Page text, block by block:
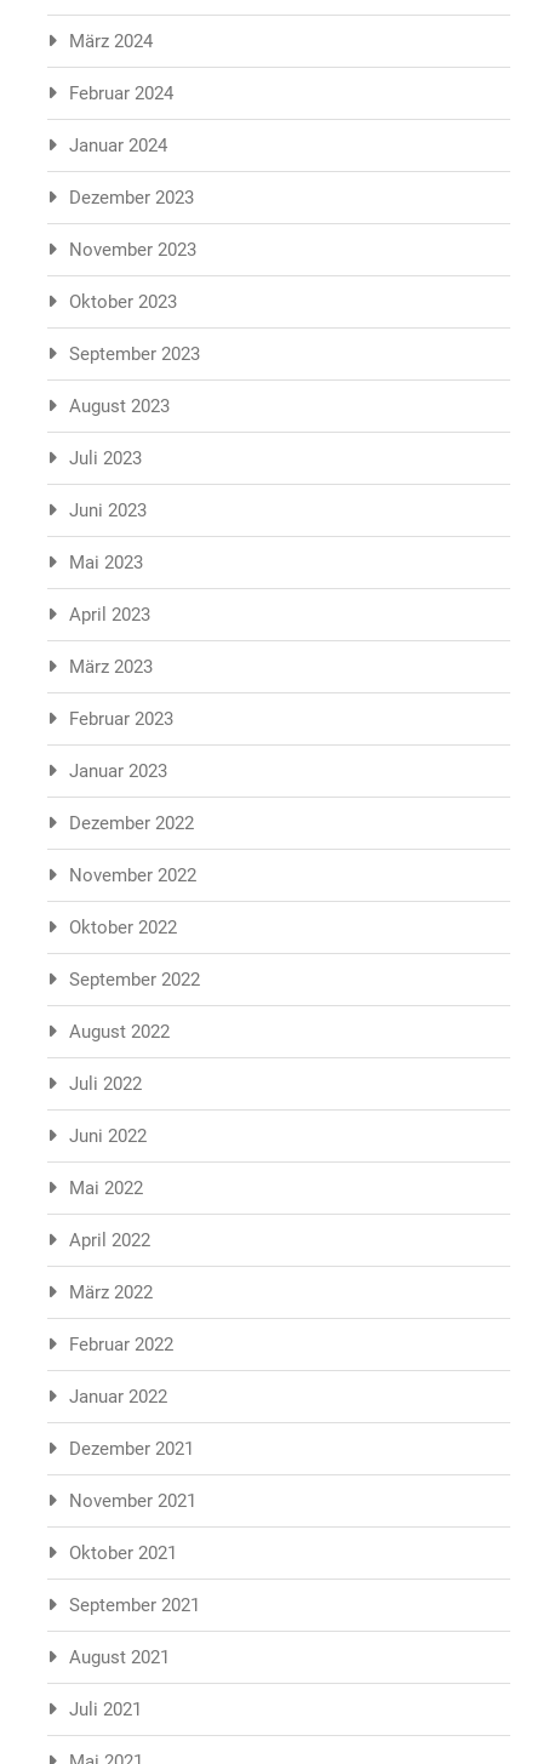
März 2024
Februar 2024
Januar 2024
Dezember 2023
November 2023
Oktober 2023
September 2023
August 2023
Juli 2023
Juni 2023
Mai 2023
April 2023
März 2023
Februar 2023
Januar 2023
Dezember 2022
November 2022
Oktober 2022
September 2022
August 2022
Juli 2022
Juni 2022
Mai 2022
April 2022
März 2022
Februar 2022
Januar 2022
Dezember 2021
November 2021
Oktober 2021
September 2021
August 2021
Juli 2021